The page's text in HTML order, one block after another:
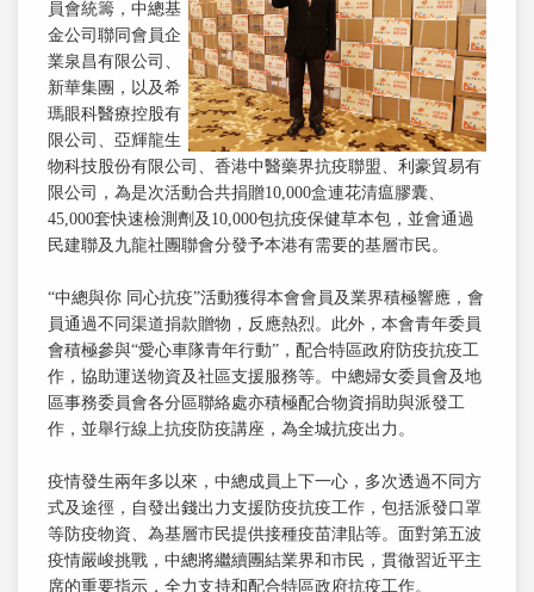
員會統籌，中總基
金公司聯同會員企
業泉昌有限公司、
新華集團，以及希
瑪眼科醫療控股有
限公司、亞輝龍生
物科技股份有限公司、香港中醫藥界抗疫聯盟、利豪貿易有
限公司，為是次活動合共捐贈10,000盒連花清瘟膠囊、
45,000套快速檢測劑及10,000包抗疫保健草本包，並會通過
民建聯及九龍社團聯會分發予本港有需要的基層市民。
“中總與你 同心抗疫”活動獲得本會會員及業界積極響應，會
員通過不同渠道捐款贈物，反應熱烈。此外，本會青年委員
會積極參與“愛心車隊青年行動”，配合特區政府防疫抗疫工
作，協助運送物資及社區支援服務等。中總婦女委員會及地
區事務委員會各分區聯絡處亦積極配合物資捐助與派發工
作，並舉行線上抗疫防疫講座，為全城抗疫出力。
疫情發生兩年多以來，中總成員上下一心，多次透過不同方
式及途徑，自發出錢出力支援防疫抗疫工作，包括派發口罩
等防疫物資、為基層市民提供接種疫苗津貼等。面對第五波
疫情嚴峻挑戰，中總將繼續團結業界和市民，貫徹習近平主
席的重要指示，全力支持和配合特區政府抗疫工作。